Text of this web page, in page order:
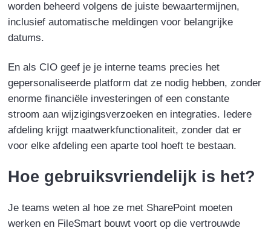
worden beheerd volgens de juiste bewaartermijnen,
inclusief automatische meldingen voor belangrijke
datums.
En als CIO geef je je interne teams precies het
gepersonaliseerde platform dat ze nodig hebben, zonder
enorme financiële investeringen of een constante
stroom aan wijzigingsverzoeken en integraties. Iedere
afdeling krijgt maatwerkfunctionaliteit, zonder dat er
voor elke afdeling een aparte tool hoeft te bestaan.
Hoe gebruiksvriendelijk is het?
Je teams weten al hoe ze met SharePoint moeten
werken en FileSmart bouwt voort op die vertrouwde